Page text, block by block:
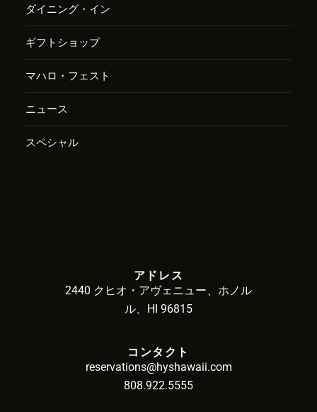
ダイニング・イン
ギフトショップ
マハロ・フェスト
ニュース
スペシャル
アドレス
2440 クヒオ・アヴェニュー、ホノル
ル、HI 96815
コンタクト
reservations@hyshawaii.com
808.922.5555